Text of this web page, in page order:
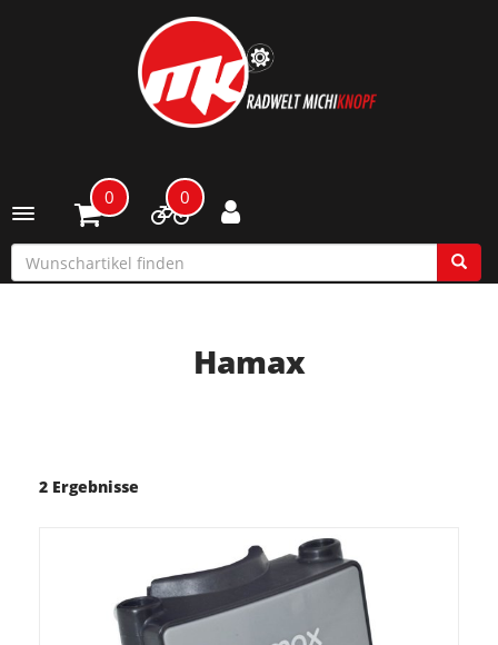
Toggle navigation
0 0
Hamax
2 Ergebnisse